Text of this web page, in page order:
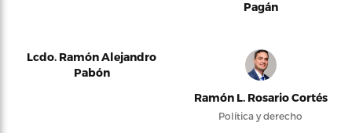
Pagán
Lcdo. Ramón Alejandro
Pabón
Ramón L. Rosario Cortés
Política y derecho